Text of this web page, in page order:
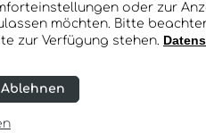
die Konzeption,
entwickeln
oder zur
möchten. Bitte
zur Verfügung stehen.
Ablehnen